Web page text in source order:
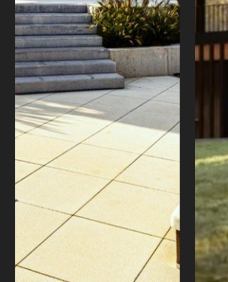
Úvod
Naše služby
Reference
Průvodce stavbou
O ateliéru
Řekli o nás
Kontakty